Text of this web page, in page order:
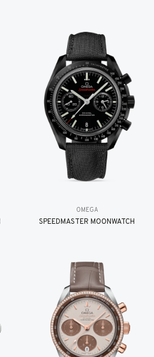
OMEGA
SPEEDMASTER MOONWATCH